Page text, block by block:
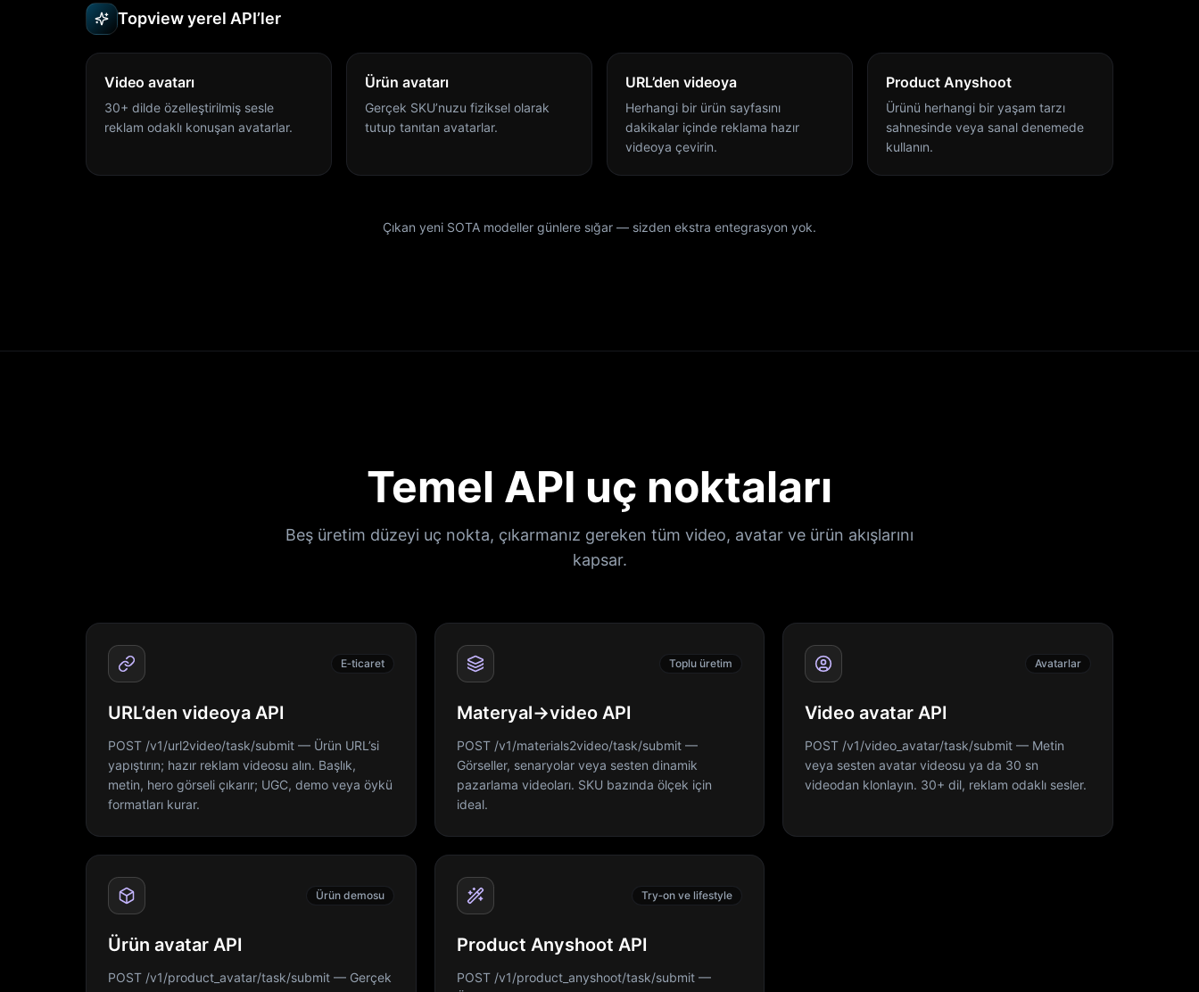
Topview yerel API’ler
Video avatarı
30+ dilde özelleştirilmiş sesle
reklam odaklı konuşan avatarlar.
Ürün avatarı
Gerçek SKU’nuzu fiziksel olarak
tutup tanıtan avatarlar.
URL’den videoya
Herhangi bir ürün sayfasını
dakikalar içinde reklama hazır
videoya çevirin.
Product Anyshoot
Ürünü herhangi bir yaşam tarzı
sahnesinde veya sanal denemede
kullanın.
Çıkan yeni SOTA modeller günlere sığar — sizden ekstra entegrasyon yok.
Temel API uç noktaları
Beş üretim düzeyi uç nokta, çıkarmanız gereken tüm video, avatar ve ürün akışlarını
kapsar.
E‑ticaret
URL’den videoya API
POST /v1/url2video/task/submit — Ürün URL’si
yapıştırın; hazır reklam videosu alın. Başlık,
metin, hero görseli çıkarır; UGC, demo veya öykü
formatları kurar.
Toplu üretim
Materyal→video API
POST /v1/materials2video/task/submit —
Görseller, senaryolar veya sesten dinamik
pazarlama videoları. SKU bazında ölçek için
ideal.
Avatarlar
Video avatar API
POST /v1/video_avatar/task/submit — Metin
veya sesten avatar videosu ya da 30 sn
videodan klonlayın. 30+ dil, reklam odaklı sesler.
Ürün demosu
Ürün avatar API
POST /v1/product_avatar/task/submit — Gerçek
Try‑on ve lifestyle
Product Anyshoot API
POST /v1/product_anyshoot/task/submit —